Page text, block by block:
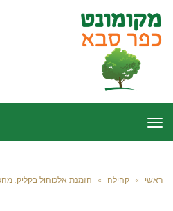
תפריט
ראשי » קהילה » הזמנת אלכוהול בקליק: